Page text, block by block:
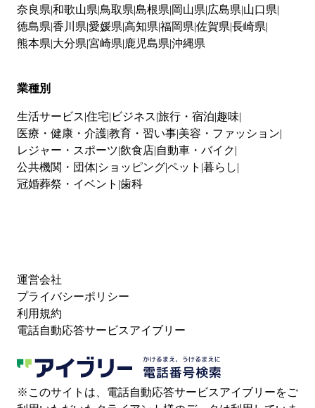
奈良県 和歌山県 鳥取県 島根県 岡山県 広島県 山口県
徳島県 香川県 愛媛県 高知県 福岡県 佐賀県 長崎県
熊本県 大分県 宮崎県 鹿児島県 沖縄県
業種別
生活サービス 住宅 ビジネス 旅行・宿泊 趣味
医療・健康・介護教育・習い事 美容・ファッション
レジャー・スポーツ 飲食店 自動車・バイク
公共機関・団体 ショッピングペット 暮らし
冠婚葬祭・イベント 歯科
運営会社
プライバシーポリシー
利用規約
電話自動応答サービスアイブリー
※このサイトは、電話自動応答サービスアイブリーをご